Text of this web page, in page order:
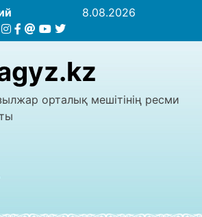
8.08.2026
орталық мешітінің ресми